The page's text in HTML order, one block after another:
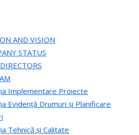
AND VISION
STATUS
Implementare Proiecte
Evidență Drumuri și Planificare
Tehnică și Calitate